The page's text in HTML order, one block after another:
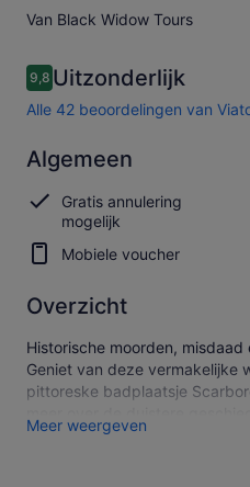
Van Black Widow Tours
Beoordelingen
9,89,8 op 10 –
Uitzonderlijk
Alle 42 beoordelingen van
9.89.8 van 10
Uitzonderlijk
Alle 42
beoordelingen
van Viator
bekijken
Algemeen
Gratis annulering
mogelijk
Mobiele voucher
Overzicht
Historische moorden, misdaad
Geniet van deze vermakelijke
pittoreske badplaatsje
van de stad.
Meer weergeven